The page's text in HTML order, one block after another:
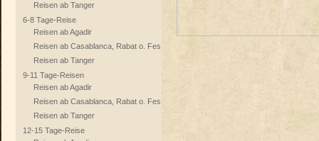
Reisen ab Tanger
6-8 Tage-Reise
Reisen ab Agadir
Reisen ab Casablanca, Rabat o. Fes
Reisen ab Tanger
9-11 Tage-Reisen
Reisen ab Agadir
Reisen ab Casablanca, Rabat o. Fes
Reisen ab Tanger
12-15 Tage-Reise